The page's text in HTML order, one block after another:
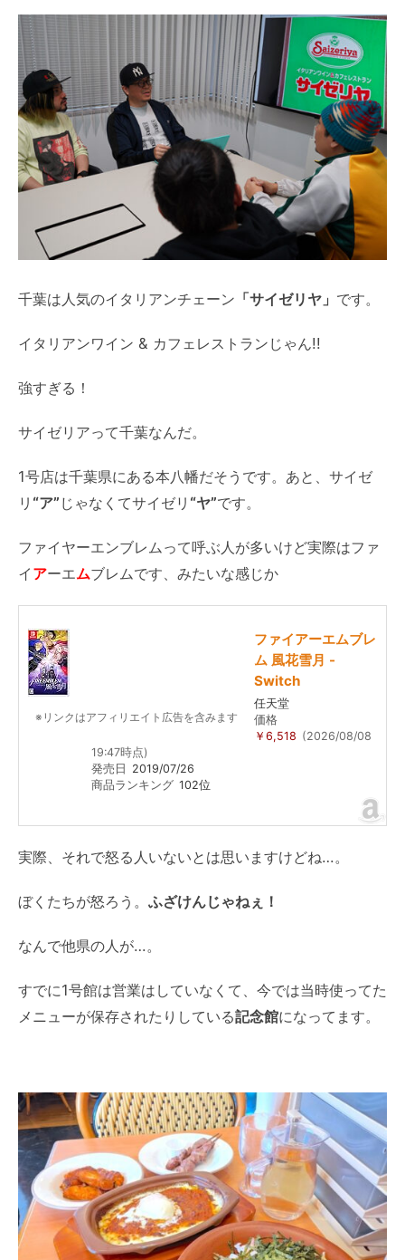
千葉は人気のイタリアンチェーン 「サイゼリヤ」 です。
イタリアンワイン & カフェレストランじゃん!!
強すぎる！
サイゼリアって千葉なんだ。
1号店は千葉県にある本八幡だそうです。あと、サイゼ
リ “ア” じゃなくてサイゼリ “ヤ”です。
ファイヤーエンブレムって呼ぶ人が多いけど実際はファ
イ アーエムブレムです、みたいな感じか
※リンクはアフィリエイト広告を含みます
ファイアーエムブレ
ム 風花雪月 -
Switch
任天堂
価格
￥6,518 (2026/08/08
19:47時点)
発売日
2019/07/26
商品ランキング 102位
実際、それで怒る人いないとは思いますけどね…。
ぼくたちが怒ろう。 ふざけんじゃねぇ！
なんで他県の人が…。
すでに1号館は営業はしていなくて、今では当時使ってた
メニューが保存されたりしている記念館になってます。